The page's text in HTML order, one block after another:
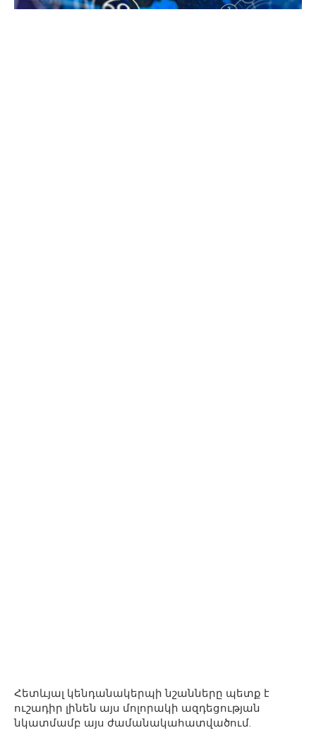
Հետևյալ կենդանակերպի նշանները պետք է
ուշադիր լինեն այս մոլորակի ազդեցության
նկատմամբ այս ժամանակահատվածում.